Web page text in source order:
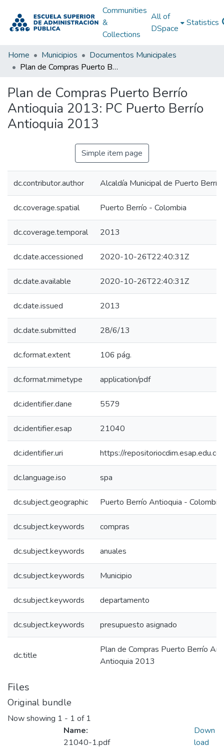
Communities
&
Collections
All of
DSpace
Statistics
Home Municipios
Documentos Municipales
Plan de Compras Puerto Berrío Antioquia 2013: PC Puerto Berrío Antioquia 2013
Plan de Compras Puerto Berrío
Antioquia 2013: PC Puerto Berrío
Antioquia 2013
Simple item page
dc.contributor.author Alcaldía Municipal de Puerto
dc.coverage.spatial Puerto Berrío - Colombia
dc.coverage.temporal 2013
dc.date.accessioned 2020-10-26T22:40:31Z
dc.date.available 2020-10-26T22:40:31Z
dc.date.issued 2013
dc.date.submitted 28/6/13
dc.format.extent 106 pág.
dc.format.mimetype application/pdf
dc.identifier.dane 5579
dc.identifier.esap 21040
dc.identifier.uri https://
dc.language.iso spa
dc.subject.geographic Puerto Berrío Antioquia - Colombia
dc.subject.keywords compras
dc.subject.keywords anuales
dc.subject.keywords Municipio
dc.subject.keywords departamento
dc.subject.keywords presupuesto asignado
dc.title
Plan de Compras Puerto Berrío
Antioquia 2013
Files
Original bundle
Now showing 1 - 1 of 1
Name:
21040-1.pdf
Down
load